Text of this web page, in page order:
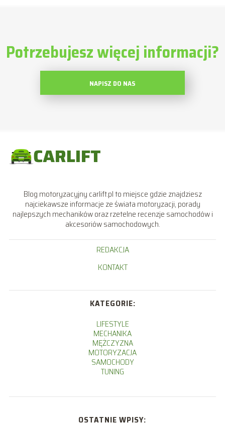
Potrzebujesz więcej informacji?
NAPISZ DO NAS
Blog motoryzacyjny carlift.pl to miejsce gdzie znajdziesz
najciekawsze informacje ze świata motoryzacji, porady
najlepszych mechaników oraz rzetelne recenzje samochodów i
akcesoriów samochodowych.
REDAKCJA
KONTAKT
KATEGORIE:
LIFESTYLE
MECHANIKA
MĘŻCZYZNA
MOTORYZACJA
SAMOCHODY
TUNING
OSTATNIE WPISY: